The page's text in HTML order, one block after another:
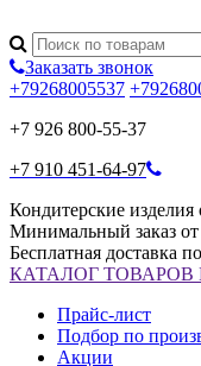
Заказать звонок
+79268005537
+7 926 800-55-37
+7 910 451-64-97
Кондитерские
Минимальный заказ от
Бесплатная доставка
КАТАЛОГ ТОВАРОВ
Прайс-лист
Подбор по
Акции